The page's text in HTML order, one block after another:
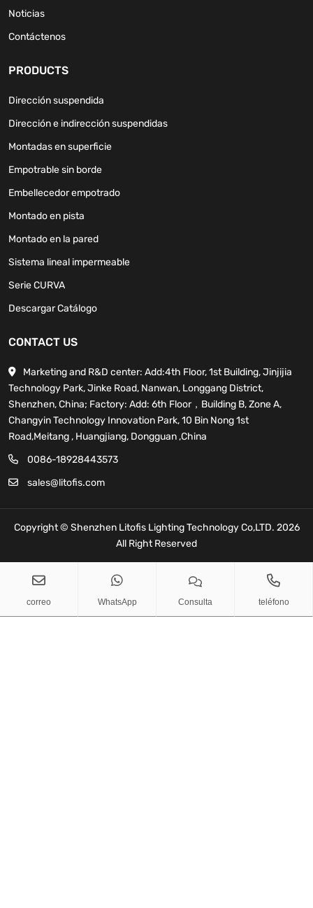
Noticias
Contáctenos
PRODUCTS
Dirección suspendida
Dirección e indirección suspendidas
Montadas en superficie
Empotrable sin borde
Embellecedor empotrado
Montado en pista
Montado en la pared
Sistema lineal impermeable
Serie CURVA
Descargar Catálogo
CONTACT US
Marketing and R&D center: Add:4th Floor, 1st Building, Jinjijia
Technology Park, Jinke Road, Nanwan, Longgang District,
Shenzhen, China; Factory: Add: 6th Floor，Building B, Zone A,
Changyin Technology Innovation Park, 10 Bin Nong 1st
Road,Meitang , Huangjiang, Dongguan ,China
0086-18928443573
sales@litofis.com
Copyright © Shenzhen Litofis Lighting Technology Co,LTD. 2026
All Right Reserved
correo
sales@litofis.com Copy
WhatsApp Consulta teléfono